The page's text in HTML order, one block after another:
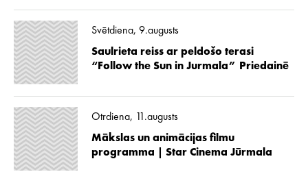
Svētdiena, 9.augusts
Saulrieta reiss ar peldošo terasi
“Follow the Sun in Jurmala” Priedainē
Otrdiena, 11.augusts
Mākslas un animācijas filmu
programma | Star Cinema Jūrmala